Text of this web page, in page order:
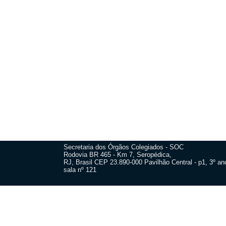
Secretaria dos Órgãos Colegiados - SOC
Rodovia BR 465 - Km 7, Seropédica,
RJ, Brasil CEP 23.890-000 Pavilhão Central - p1, 3º
sala nº 121